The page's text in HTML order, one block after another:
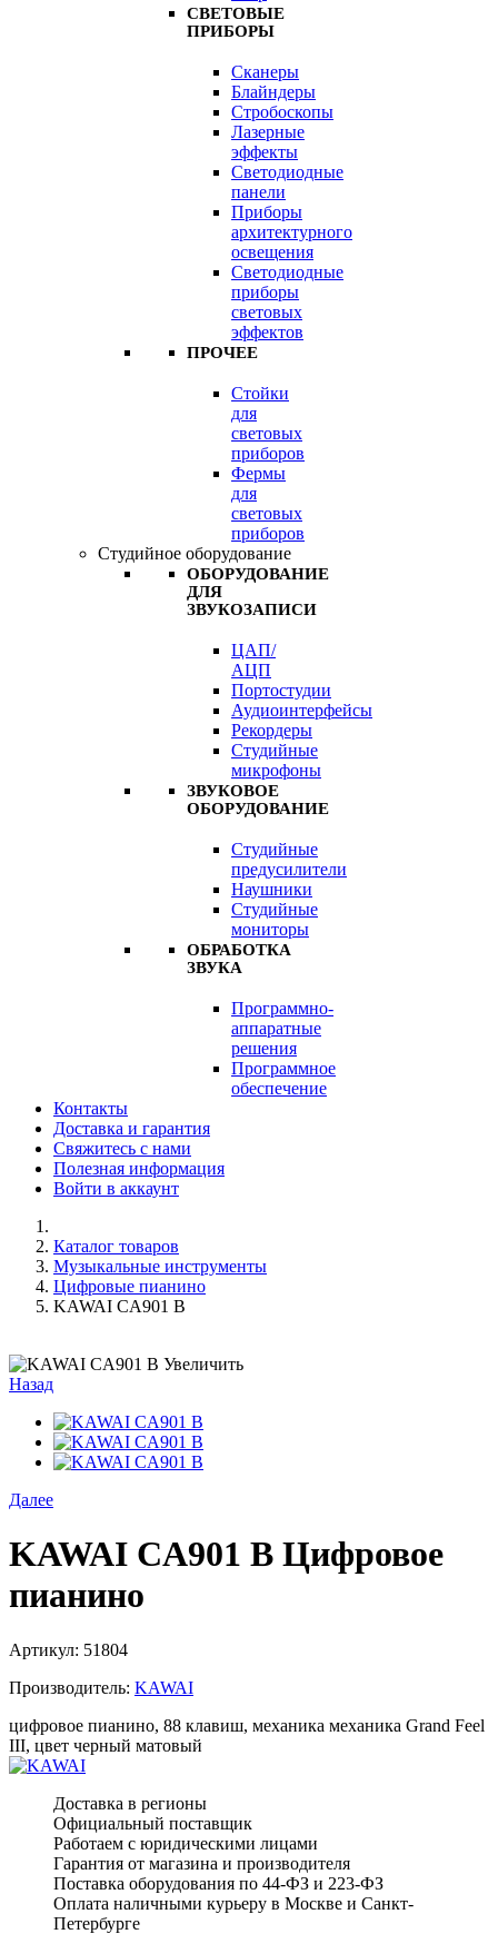
СВЕТОВЫЕ
ПРИБОРЫ
Сканеры
Блайндеры
Стробоскопы
Лазерные
эффекты
Светодиодные
панели
Приборы
архитектурного
освещения
Светодиодные
приборы
световых
эффектов
ПРОЧЕЕ
Стойки
для
световых
приборов
Фермы
для
световых
приборов
Студийное оборудование
ОБОРУДОВАНИЕ
ДЛЯ
ЗВУКОЗАПИСИ
ЦАП/
АЦП
Портостудии
Аудиоинтерфейсы
Рекордеры
Студийные
микрофоны
ЗВУКОВОЕ
ОБОРУДОВАНИЕ
Студийные
предусилители
Наушники
Студийные
мониторы
ОБРАБОТКА
ЗВУКА
Программно-
аппаратные
решения
Программное
обеспечение
Контакты
Доставка и гарантия
Свяжитесь с нами
Полезная информация
Войти в аккаунт
Каталог товаров
Музыкальные инструменты
Цифровые пианино
KAWAI CA901 B
Увеличить
Назад
Далее
KAWAI CA901 B Цифровое
пианино
Артикул: 51804
Производитель: KAWAI
цифровое пианино, 88 клавиш, механика механика Grand Feel
III, цвет черный матовый
Доставка в регионы
Официальный поставщик
Работаем с юридическими лицами
Гарантия от магазина и производителя
Поставка оборудования по 44-ФЗ и 223-ФЗ
Оплата наличными курьеру в Москве и Санкт-
Петербурге